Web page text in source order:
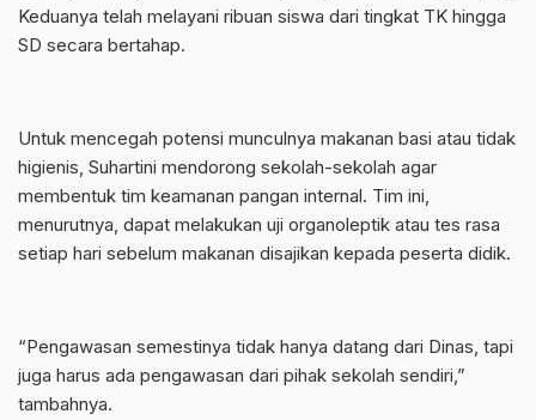
Keduanya telah melayani ribuan siswa dari tingkat TK hingga
SD secara bertahap.
Untuk mencegah potensi munculnya makanan basi atau tidak
higienis, Suhartini mendorong sekolah-sekolah agar
membentuk tim keamanan pangan internal. Tim ini,
menurutnya, dapat melakukan uji organoleptik atau tes rasa
setiap hari sebelum makanan disajikan kepada peserta didik.
“Pengawasan semestinya tidak hanya datang dari Dinas, tapi
juga harus ada pengawasan dari pihak sekolah sendiri,”
tambahnya.